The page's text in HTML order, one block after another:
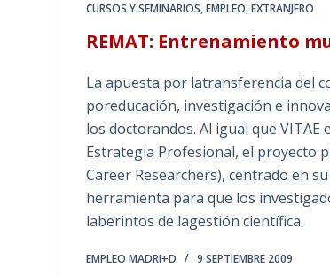
CURSOS Y SEMINARIOS,EMPLEO,EXTRANJERO
REMAT: Entrenamiento
La apuesta por latransferencia del
poreducación, investigación e
los doctorandos. Al igual que VITAE
Estrategia Profesional, el proyecto
Career Researchers), centrado en
herramienta para que los
laberintos de lagestión científica.
EMPLEO MADRI+D 9 SEPTIEMBRE 2009